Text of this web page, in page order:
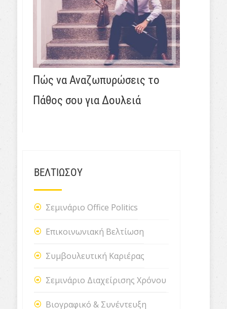
Πώς να Αναζωπυρώσεις το
Πάθος σου για Δουλειά
ΒΕΛΤΙΩΣΟΥ
Σεμινάριο Office Politics
Επικοινωνιακή Βελτίωση
Συμβουλευτική Καριέρας
Σεμινάριο Διαχείρισης Χρόνου
Βιογραφικό & Συνέντευξη